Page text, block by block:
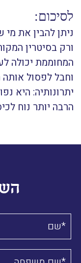
לסיכום:
ניתן להבין את
ורק בסיטרין
המחוממת יכולה
וחבל לפסול
יתרונותיה: היא
הרבה יותר נוח